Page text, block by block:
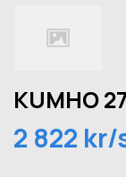
KUMHO
2 822